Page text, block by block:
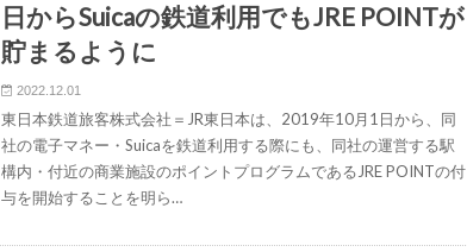
日からSuicaの鉄道利用でもJRE POINTが
貯まるように
2022.12.01
東日本鉄道旅客株式会社＝JR東日本は、2019年10月1日から、同
社の電子マネー・Suicaを鉄道利用する際にも、同社の運営する駅
構内・付近の商業施設のポイントプログラムであるJRE POINTの付
与を開始することを明ら…